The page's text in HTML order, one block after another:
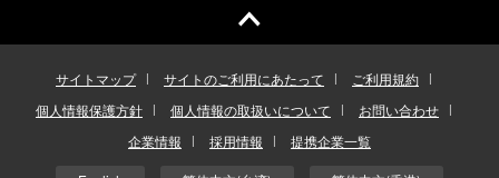
サイトマップ サイトのご利用にあたって
ご利用規約
個人情報保護方針
個人情報の取扱いについて
お問い合わせ
企業情報
採用情報 提携企業一覧